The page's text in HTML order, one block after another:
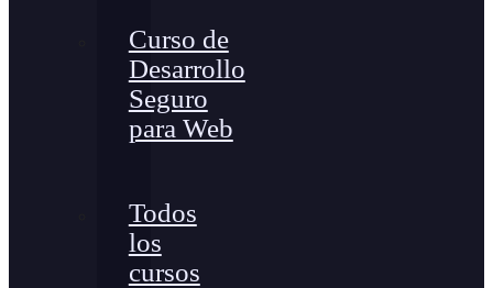
Curso de
Desarrollo
Seguro
para Web
Todos
los
cursos